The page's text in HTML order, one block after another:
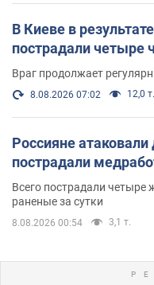
В Киеве в
пострадали четыре
Враг продолжает
8.08.2026 07:02 12,0 т.
Россияне
пострадали
Всего пострадали
раненые за сутки
8.08.2026 00:54 3,1 т.